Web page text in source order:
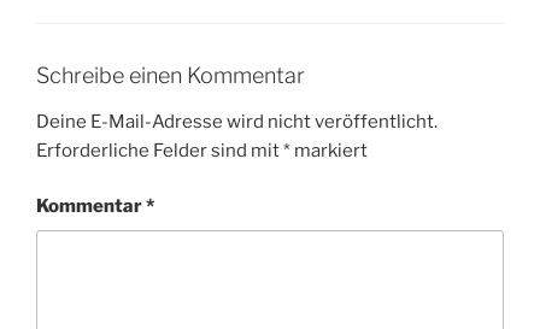
Schreibe einen Kommentar
Deine E-Mail-Adresse wird nicht veröffentlicht.
Erforderliche Felder sind mit* markiert
Kommentar*